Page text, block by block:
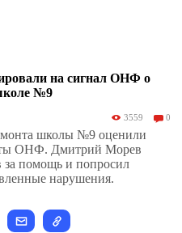
на сигнал ОНФ о
№9
3559 0
школы №9 оценили
ОНФ. Дмитрий Морев
за помощь и попросил
нарушения.